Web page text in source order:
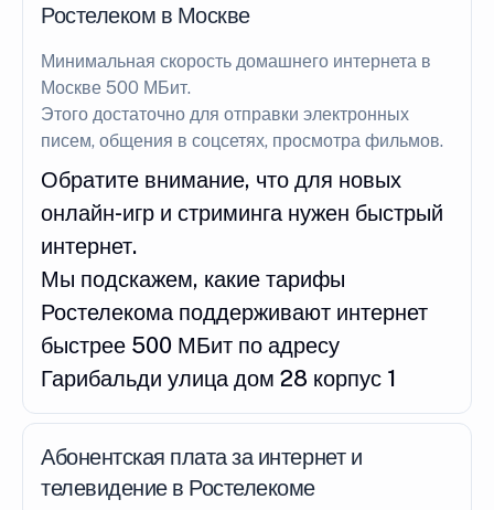
Ростелеком в Москве
Минимальная скорость домашнего интернета в
Москве 500 МБит.
Этого достаточно для отправки электронных
писем, общения в соцсетях, просмотра фильмов.
Обратите внимание, что для новых
онлайн-игр и стриминга нужен быстрый
интернет.
Мы подскажем, какие тарифы
Ростелекома поддерживают интернет
быстрее 500 МБит по адресу
Гарибальди улица дом 28 корпус 1
Абонентская плата за интернет и
телевидение в Ростелекоме